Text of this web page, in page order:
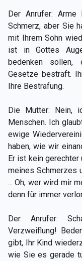
Der Anrufer:
Schmerz, aber Sie
mit Ihrem Sohn
ist in Gottes
bedenken sollen,
Gesetze bestraft.
Ihre Bestrafung.
Die Mutter: Nein,
Menschen. Ich
ewige
haben, wie wir
Er ist kein
meines Schmerzes
... Oh, wer wird mir
denn für immer
Der Anrufer:
Verzweiflung!
gibt, Ihr Kind
wie Sie es gerade